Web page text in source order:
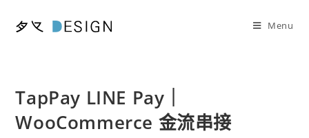
Menu
TapPay LINE Pay｜
WooCommerce 金流串接